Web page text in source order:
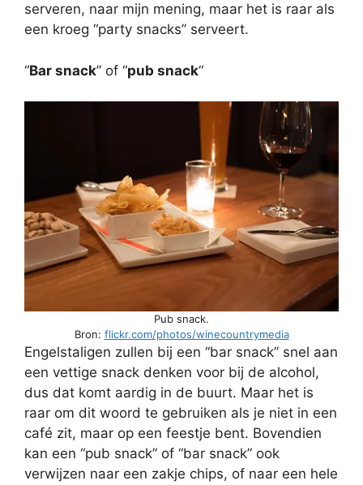
serveren, naar mijn mening, maar het is raar als
een kroeg “party snacks” serveert.
“Bar snack” of “pub snack“
Pub snack.
Bron: flickr.com/photos/winecountrymedia
Engelstaligen zullen bij een “bar snack” snel aan
een vettige snack denken voor bij de alcohol,
dus dat komt aardig in de buurt. Maar het is
raar om dit woord te gebruiken als je niet in een
café zit, maar op een feestje bent. Bovendien
kan een “pub snack” of “bar snack” ook
verwijzen naar een zakje chips, of naar een hele